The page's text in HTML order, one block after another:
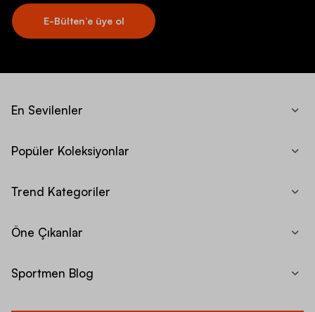
E-Bülten’e üye ol
En Sevilenler
Popüler Koleksiyonlar
Trend Kategoriler
Öne Çıkanlar
Sportmen Blog